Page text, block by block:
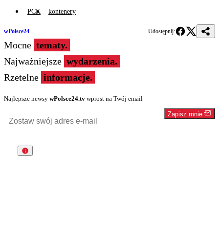
PCK kontenery
wPolsce24 Udostępnij:
Mocne tematy.
Najważniejsze wydarzenia.
Rzetelne informacje.
Najlepsze newsy wPolsce24.tv wprost na Twój email
Zapisz mnie